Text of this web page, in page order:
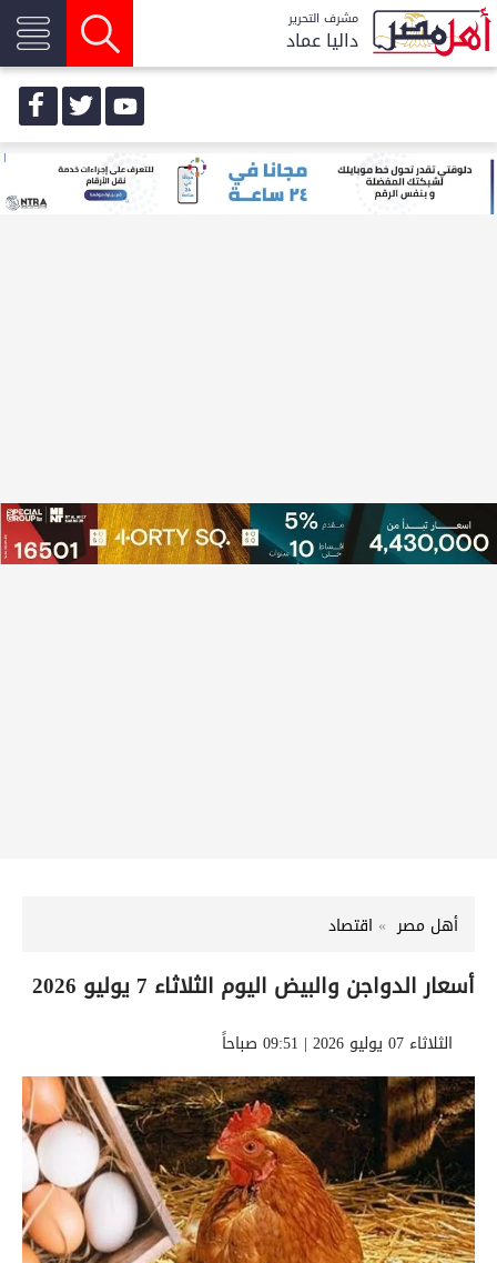
مشرف التحرير
داليا عماد
أهل مصر اقتصاد
أسعار الدواجن والبيض اليوم الثلاثاء 7 يوليو 2026
الثلاثاء 07 يوليو 2026 | 09:51 صباحاً